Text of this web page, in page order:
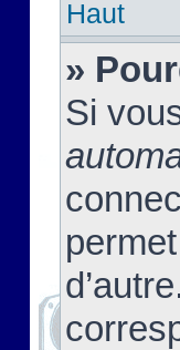
Haut
»
Si